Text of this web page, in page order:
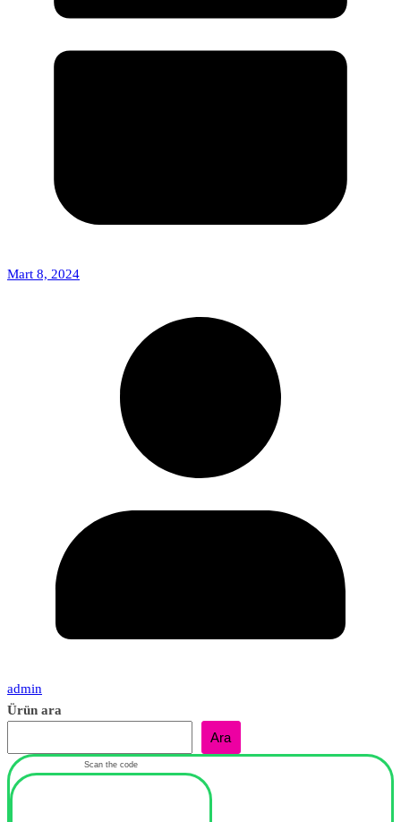
Mart 8, 2024
admin
Ürün ara
Ara
Scan the code